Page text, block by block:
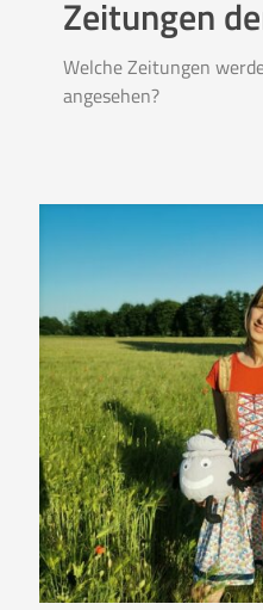
Zeitungen
Welche Zeitungen
angesehen?